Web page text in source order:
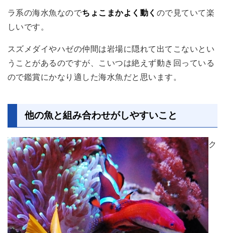
ラ系の海水魚なのでちょこまかよく動く ので見ていて楽
しいです。
スズメダイやハゼの仲間は岩場に隠れて出てこないとい
うことがあるのですが、こいつは絶えず動き回っている
ので鑑賞にかなり適した海水魚だと思います。
他の魚と組み合わせがしやすいこと
ク